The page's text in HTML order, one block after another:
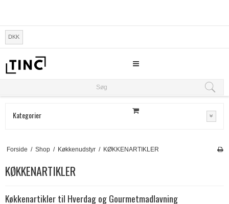
DKK
Søg
Kategorier
Forside / Shop / Køkkenudstyr / KØKKENARTIKLER
KØKKENARTIKLER
Køkkenartikler til Hverdag og Gourmetmadlavning